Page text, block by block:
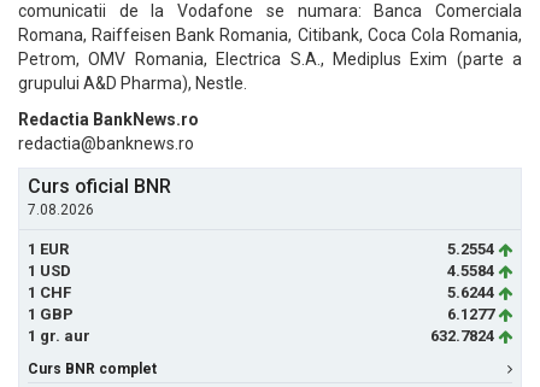
comunicatii de la Vodafone se numara: Banca Comerciala
Romana, Raiffeisen Bank Romania, Citibank, Coca Cola Romania,
Petrom, OMV Romania, Electrica S.A., Mediplus Exim (parte a
grupului A&D Pharma), Nestle.
Redactia BankNews.ro
redactia@banknews.ro
Curs oficial BNR
7.08.2026
1 EUR
5.2554
1 USD
4.5584
1 CHF
5.6244
1 GBP
6.1277
1 gr. aur
632.7824
Curs BNR complet